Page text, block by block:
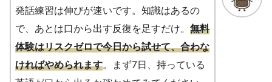
発話練習は伸びが速いです。知識はあるの
で、あとは口から出す反復を足すだけ。 無料
体験はリスクゼロで今日から試せて、合わな
ければやめられます。まず7日、持っている